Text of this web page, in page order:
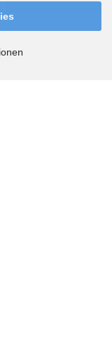
Vertrag widerrufen